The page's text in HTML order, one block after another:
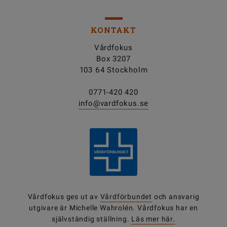
KONTAKT
Vårdfokus
Box 3207
103 64 Stockholm
0771-420 420
info@vardfokus.se
Vårdfokus ges ut av Vårdförbundet och ansvarig
utgivare är Michelle Wahrolén. Vårdfokus har en
självständig ställning. Läs mer här.